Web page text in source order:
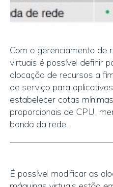
Com o gerenciamento de
virtuais é possível definir
alocação de recursos a
de serviço para
estabelecer cotas
proporcionais de CPU,
banda da rede.
É possível modificar as